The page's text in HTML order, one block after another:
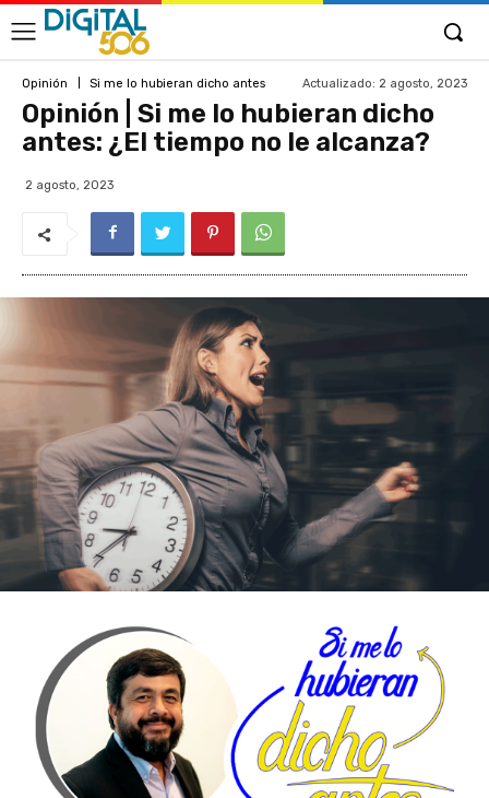
Opinión Si me lo hubieran dicho antes Actualizado: 2 agosto, 2023
Opinión | Si me lo hubieran dicho
antes: ¿El tiempo no le alcanza?
2 agosto, 2023